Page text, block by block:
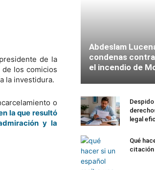
de la
de los comicios
la investidura.
o
la que resultó
y la
Abdeslam
condenas
el incendio de
legal
Qué
citación